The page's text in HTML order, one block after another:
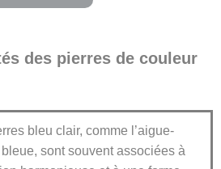
des pierres de couleur
bleu clair, comme l’aigue-
sont souvent associées à